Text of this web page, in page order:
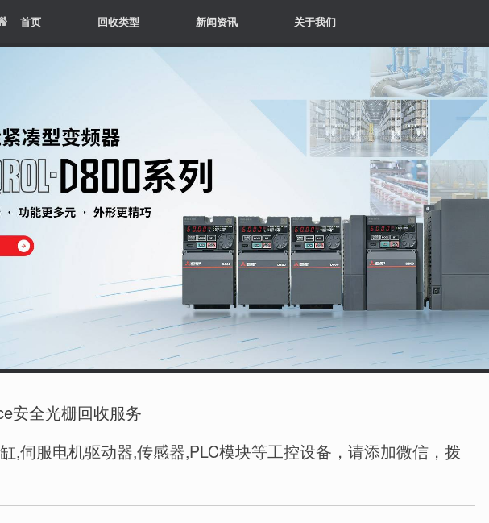
首页 回收类型 新闻资讯 关于我们
安全光栅回收服务
,伺服电机驱动器,传感器,PLC模块等工控设备，请添加微信，拨